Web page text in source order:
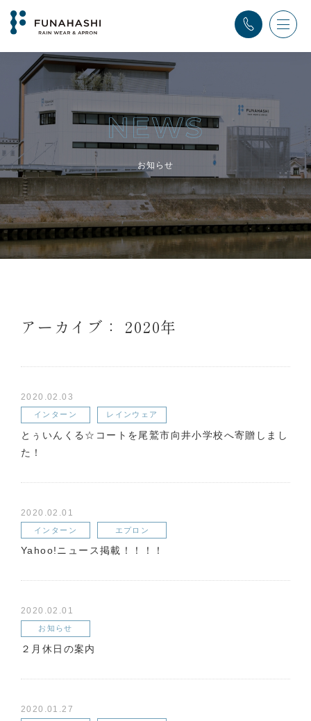
TOP
お知らせ
アーカイブ： 2020年
2020.02.03
インターン レインウェア
とぅいんくる☆コートを尾鷲市向井小学校へ寄贈しまし
た！
2020.02.01
インターン エプロン
Yahoo!ニュース掲載！！！！
2020.02.01
お知らせ
２月休日の案内
2020.01.27